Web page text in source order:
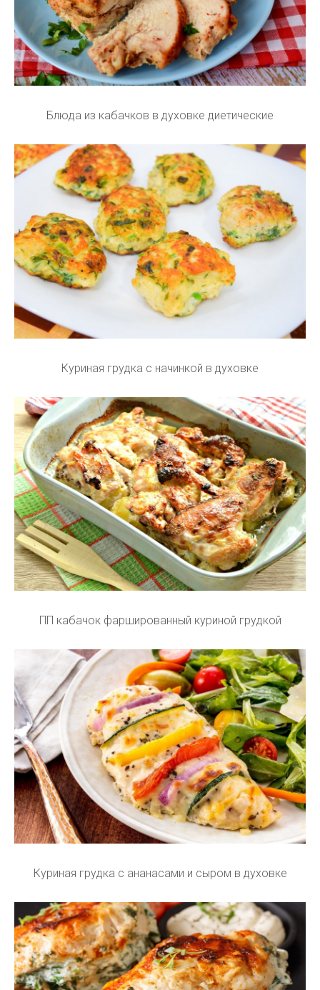
Блюда из кабачков в духовке диетические
Куриная грудка с начинкой в духовке
ПП кабачок фаршированный куриной грудкой
Куриная грудка с ананасами и сыром в духовке